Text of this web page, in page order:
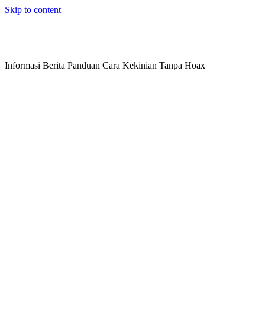
Skip to content
Informasi Berita Panduan Cara Kekinian Tanpa Hoax